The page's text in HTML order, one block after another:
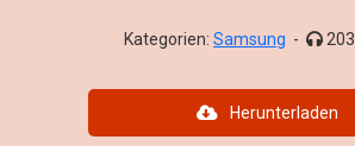
Kategorien: Samsung - 203
Herunterladen